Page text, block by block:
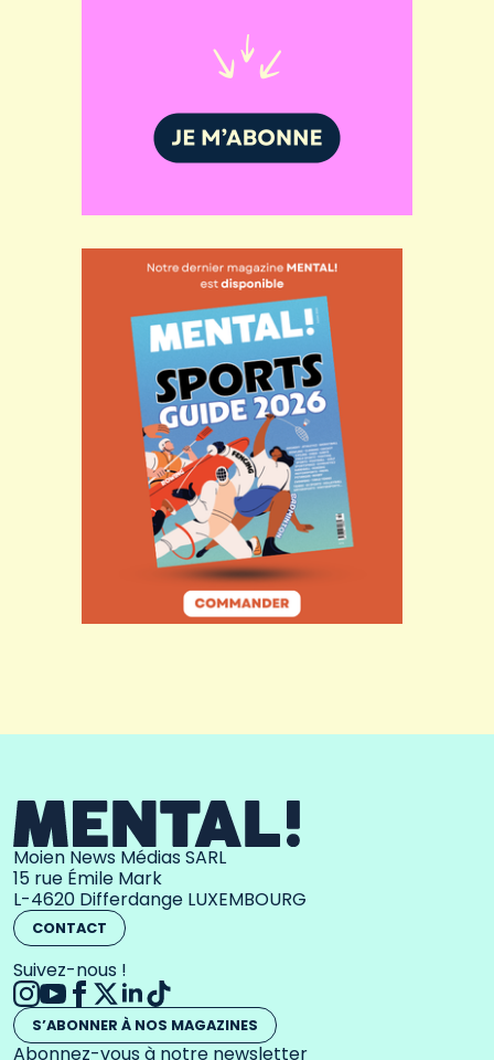
Moien News Médias SARL
15 rue Émile Mark
L-4620 Differdange LUXEMBOURG
CONTACT
Suivez-nous !
S’ABONNER À NOS MAGAZINES
Abonnez-vous à notre newsletter